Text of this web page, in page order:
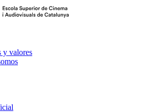
y valores